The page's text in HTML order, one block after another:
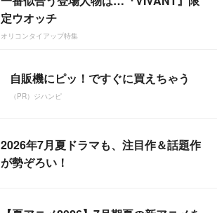
定ウオッチ
オリコンタイアップ特集
自販機にピッ！ですぐに買えちゃう
（PR）ジハンピ
2026年7月夏ドラマも、注目作＆話題作
が勢ぞろい！